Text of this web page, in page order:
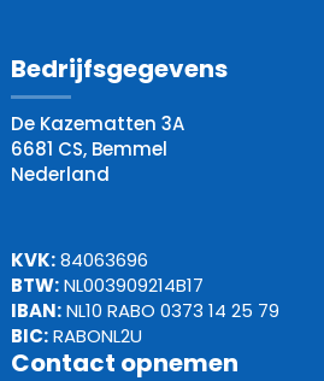
Bedrijfsgegevens
De Kazematten 3A
6681 CS, Bemmel
Nederland
KVK:84063696
BTW:NL003909214B17
IBAN:NL10 RABO 0373 14 25 79
BIC:RABONL2U
Contact opnemen